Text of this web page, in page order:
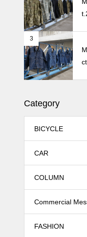
3
Category
BICYCLE
CAR
COLUMN
Commercial
FASHION